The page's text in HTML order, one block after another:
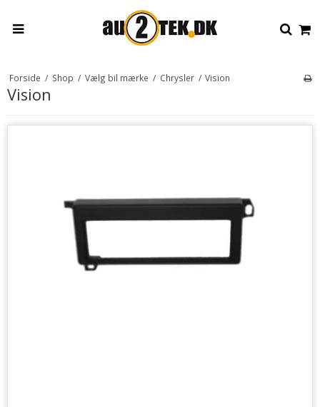
Forside / Shop / Vælg bil mærke / Chrysler / Vision
Vision